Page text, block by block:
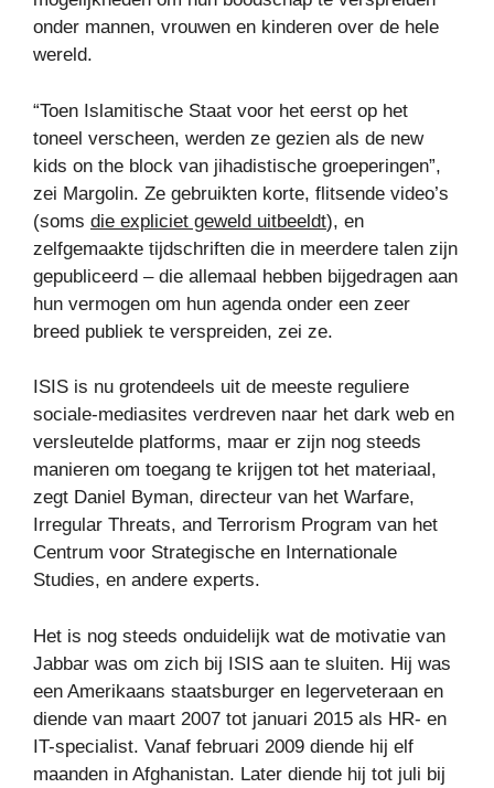
onder mannen, vrouwen en kinderen over de hele
wereld.
“Toen Islamitische Staat voor het eerst op het
toneel verscheen, werden ze gezien als de new
kids on the block van jihadistische groeperingen”,
zei Margolin. Ze gebruikten korte, flitsende video’s
(soms die expliciet geweld uitbeeldt), en
zelfgemaakte tijdschriften die in meerdere talen zijn
gepubliceerd – die allemaal hebben bijgedragen aan
hun vermogen om hun agenda onder een zeer
breed publiek te verspreiden, zei ze.
ISIS is nu grotendeels uit de meeste reguliere
sociale-mediasites verdreven naar het dark web en
versleutelde platforms, maar er zijn nog steeds
manieren om toegang te krijgen tot het materiaal,
zegt Daniel Byman, directeur van het Warfare,
Irregular Threats, and Terrorism Program van het
Centrum voor Strategische en Internationale
Studies, en andere experts.
Het is nog steeds onduidelijk wat de motivatie van
Jabbar was om zich bij ISIS aan te sluiten. Hij was
een Amerikaans staatsburger en legerveteraan en
diende van maart 2007 tot januari 2015 als HR- en
IT-specialist. Vanaf februari 2009 diende hij elf
maanden in Afghanistan. Later diende hij tot juli bij